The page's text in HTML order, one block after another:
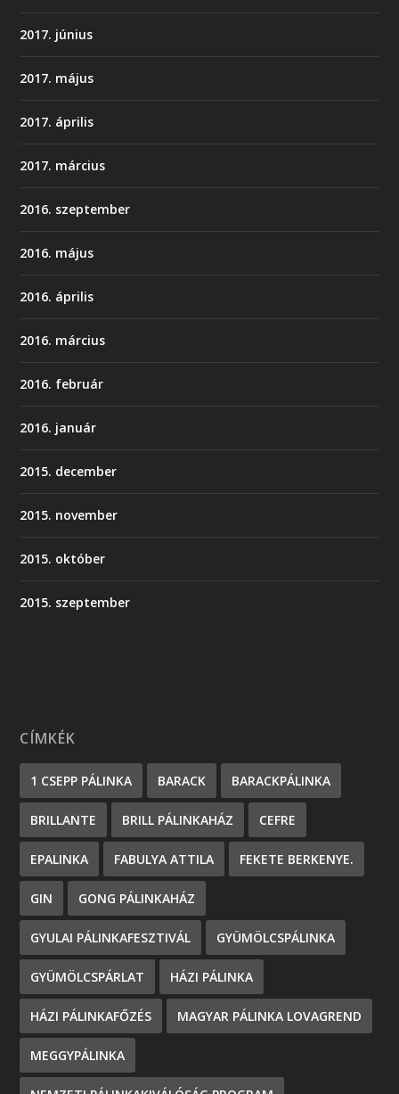
2017. június
2017. május
2017. április
2017. március
2016. szeptember
2016. május
2016. április
2016. március
2016. február
2016. január
2015. december
2015. november
2015. október
2015. szeptember
CÍMKÉK
1 CSEPP PÁLINKA BARACK BARACKPÁLINKA
BRILLANTE BRILL PÁLINKAHÁZ CEFRE
EPALINKA FABULYA ATTILA FEKETE BERKENYE.
GIN GONG PÁLINKAHÁZ
GYULAI PÁLINKAFESZTIVÁL GYÜMÖLCSPÁLINKA
GYÜMÖLCSPÁRLAT HÁZI PÁLINKA
HÁZI PÁLINKAFŐZÉS MAGYAR PÁLINKA LOVAGREND
MEGGYPÁLINKA